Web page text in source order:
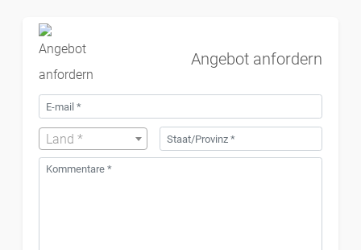
Angebot anfordern
Land *